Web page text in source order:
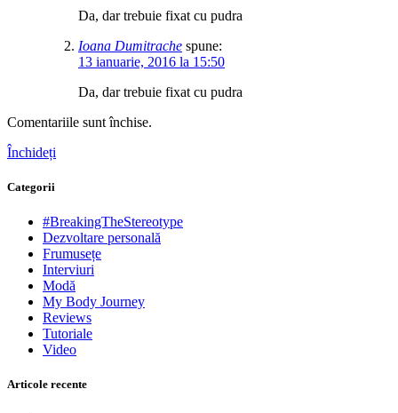
Da, dar trebuie fixat cu pudra
Ioana Dumitrache spune:
13 ianuarie, 2016 la 15:50
Da, dar trebuie fixat cu pudra
Comentariile sunt închise.
Închideți
Categorii
#BreakingTheStereotype
Dezvoltare personală
Frumusețe
Interviuri
Modă
My Body Journey
Reviews
Tutoriale
Video
Articole recente